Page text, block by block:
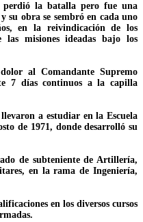
perdió la batalla pero fue una
su obra se sembró en cada uno
en la reivindicación de los
misiones ideadas bajo los
al Comandante Supremo
7 días continuos a la capilla
llevaron a estudiar en la Escuela
de 1971, donde desarrolló su
de subteniente de Artillería,
en la rama de Ingeniería,
en los diversos cursos